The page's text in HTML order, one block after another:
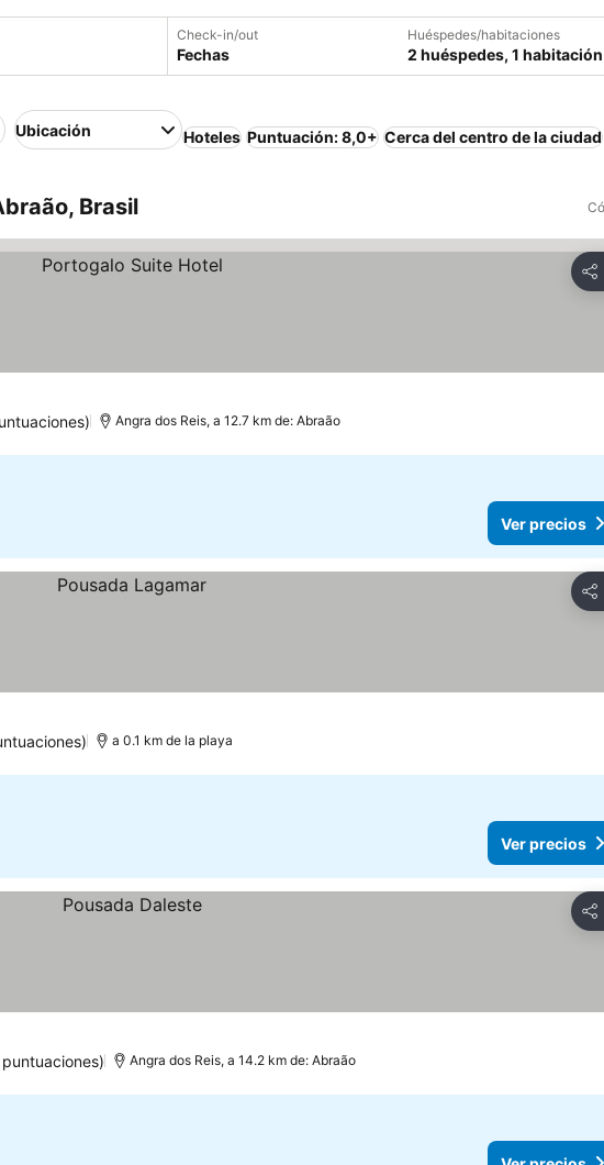
Check-in/out
Fechas
Huéspedes/habitaciones
2 huéspedes, 1 habitación
Ubicación Hoteles Puntuación: 8,0+ Cerca del centro de la ciudad
Brasil
Angra dos Reis, a 12.7 km de: Abraão
Ver precios
a 0.1 km de la playa
Ver precios
Angra dos Reis, a 14.2 km de: Abraão